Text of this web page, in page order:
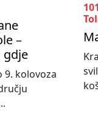
–
gdje
9. kolovoza